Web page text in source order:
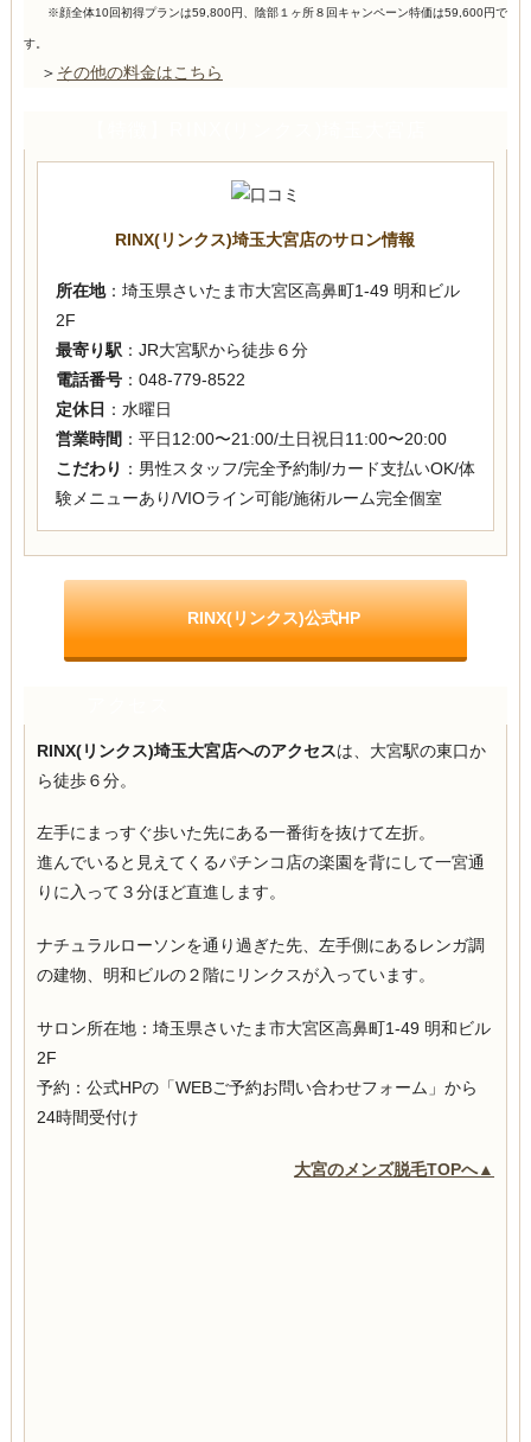
※顔全体10回初得プランは59,800円、陰部１ヶ所８回キャンペーン特価は59,600円で
す。
＞ その他の料金はこちら
RINX(リンクス)埼玉大宮店のサロン情報
所在地：埼玉県さいたま市大宮区高鼻町1-49 明和ビル
2F
最寄り駅 ：JR大宮駅から徒歩６分
電話番号：048-779-8522
定休日 ：水曜日
営業時間 ：平日12:00〜21:00/土日祝日11:00〜20:00
こだわり ：男性スタッフ/完全予約制/カード支払いOK/体
験メニューあり/VIOライン可能/施術ルーム完全個室
RINX(リンクス)公式HP
RINX(リンクス)埼玉大宮店へのアクセスは、大宮駅の東口か
ら徒歩６分。
左手にまっすぐ歩いた先にある一番街を抜けて左折。
進んでいると見えてくるパチンコ店の楽園を背にして一宮通
りに入って３分ほど直進します。
ナチュラルローソンを通り過ぎた先、左手側にあるレンガ調
の建物、明和ビルの２階にリンクスが入っています。
サロン所在地：埼玉県さいたま市大宮区高鼻町1-49 明和ビル
2F
予約：公式HPの「WEBご予約お問い合わせフォーム」から
24時間受付け
大宮のメンズ脱毛TOPへ▲